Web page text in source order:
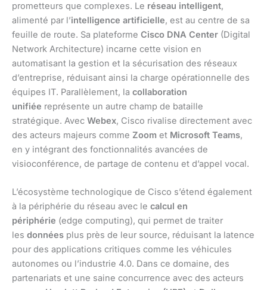
prometteurs que complexes. Le réseau intelligent,
alimenté par l’intelligence artificielle, est au centre de sa
feuille de route. Sa plateforme Cisco DNA Center (Digital
Network Architecture) incarne cette vision en
automatisant la gestion et la sécurisation des réseaux
d’entreprise, réduisant ainsi la charge opérationnelle des
équipes IT. Parallèlement, la collaboration
unifiée représente un autre champ de bataille
stratégique. Avec Webex, Cisco rivalise directement avec
des acteurs majeurs comme Zoom et Microsoft Teams,
en y intégrant des fonctionnalités avancées de
visioconférence, de partage de contenu et d’appel vocal.
L’écosystème technologique de Cisco s’étend également
à la périphérie du réseau avec le calcul en
périphérie (edge computing), qui permet de traiter
les données plus près de leur source, réduisant la latence
pour des applications critiques comme les véhicules
autonomes ou l’industrie 4.0. Dans ce domaine, des
partenariats et une saine concurrence avec des acteurs